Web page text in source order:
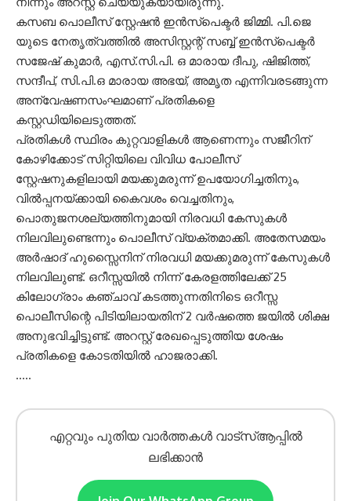
കസബ പൊലീസ് സ്റ്റേഷൻ ഇൻസ്പെക്ടർ ജിമ്മി. പി.ജെ
യുടെ നേതൃത്വത്തിൽ അസിസ്റ്റന്റ് സബ്ബ് ഇൻസ്പെക്ടർ
സജേഷ് കുമാർ, എസ്.സി.‌പി.‌ ഒ മാരായ ദീപു, ഷിജിത്ത്,
സന്ദീപ്, സി.‌പി.‌ഒ മാരായ അഭയ്, അമൃത എന്നിവരടങ്ങുന്ന
അന്വേഷണസംഘമാണ് പ്രതികളെ
കസ്റ്റഡിയിലെടുത്തത്.
പ്രതികൾ സ്ഥിരം കുറ്റവാളികൾ ആണെന്നും സജീറിന്
കോഴിക്കോട് സിറ്റിയിലെ വിവിധ പോലീസ്
സ്റ്റേഷനുകളിലായി മയക്കുമരുന്ന് ഉപയോഗിച്ചതിനും,
വിൽപ്പനയ്ക്കായി കൈവശം വെച്ചതിനും,
പൊതുജനശല്യത്തിനുമായി നിരവധി കേസുകൾ
നിലവിലുണ്ടെന്നും പൊലീസ് വ്യക്തമാക്കി. അതേസമയം
അർഷാദ് ഹുസ്സൈനിന് നിരവധി മയക്കുമരുന്ന് കേസുകൾ
നിലവിലുണ്ട്. ഒറീസ്സയിൽ നിന്ന് കേരളത്തിലേക്ക് 25
കിലോഗ്രാം കഞ്ചാവ് കടത്തുന്നതിനിടെ ഒറീസ്സ
പൊലീസിന്റെ പിടിയിലായതിന് 2 വർഷത്തെ ജയിൽ ശിക്ഷ
അനുഭവിച്ചിട്ടുണ്ട്. അറസ്റ്റ് രേഖപ്പെടുത്തിയ ശേഷം
പ്രതികളെ കോടതിയിൽ ഹാജരാക്കി.
…..
എറ്റവും പുതിയ വാർത്തകൾ വാട്സ്ആപ്പിൽ
ലഭിക്കാൻ